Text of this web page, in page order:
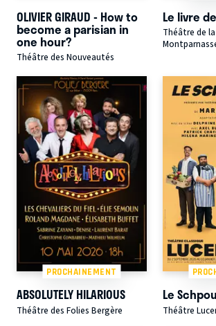
OLIVIER GIRAUD - How to
become a parisian in
one hour?
Théâtre des Nouveautés
Le livre
Théâtre de
PROCHAINEMENT
ABSOLUTELY HILARIOUS
Théâtre des Folies Bergère
Le
Théâtre